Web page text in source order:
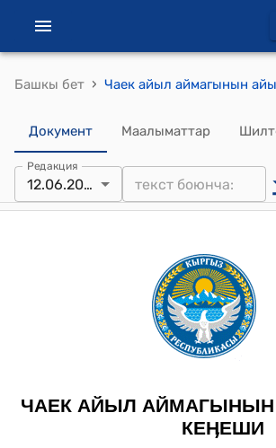
Башкы бет ›
Документ Маалыматтар
Редакция
12.06.2025